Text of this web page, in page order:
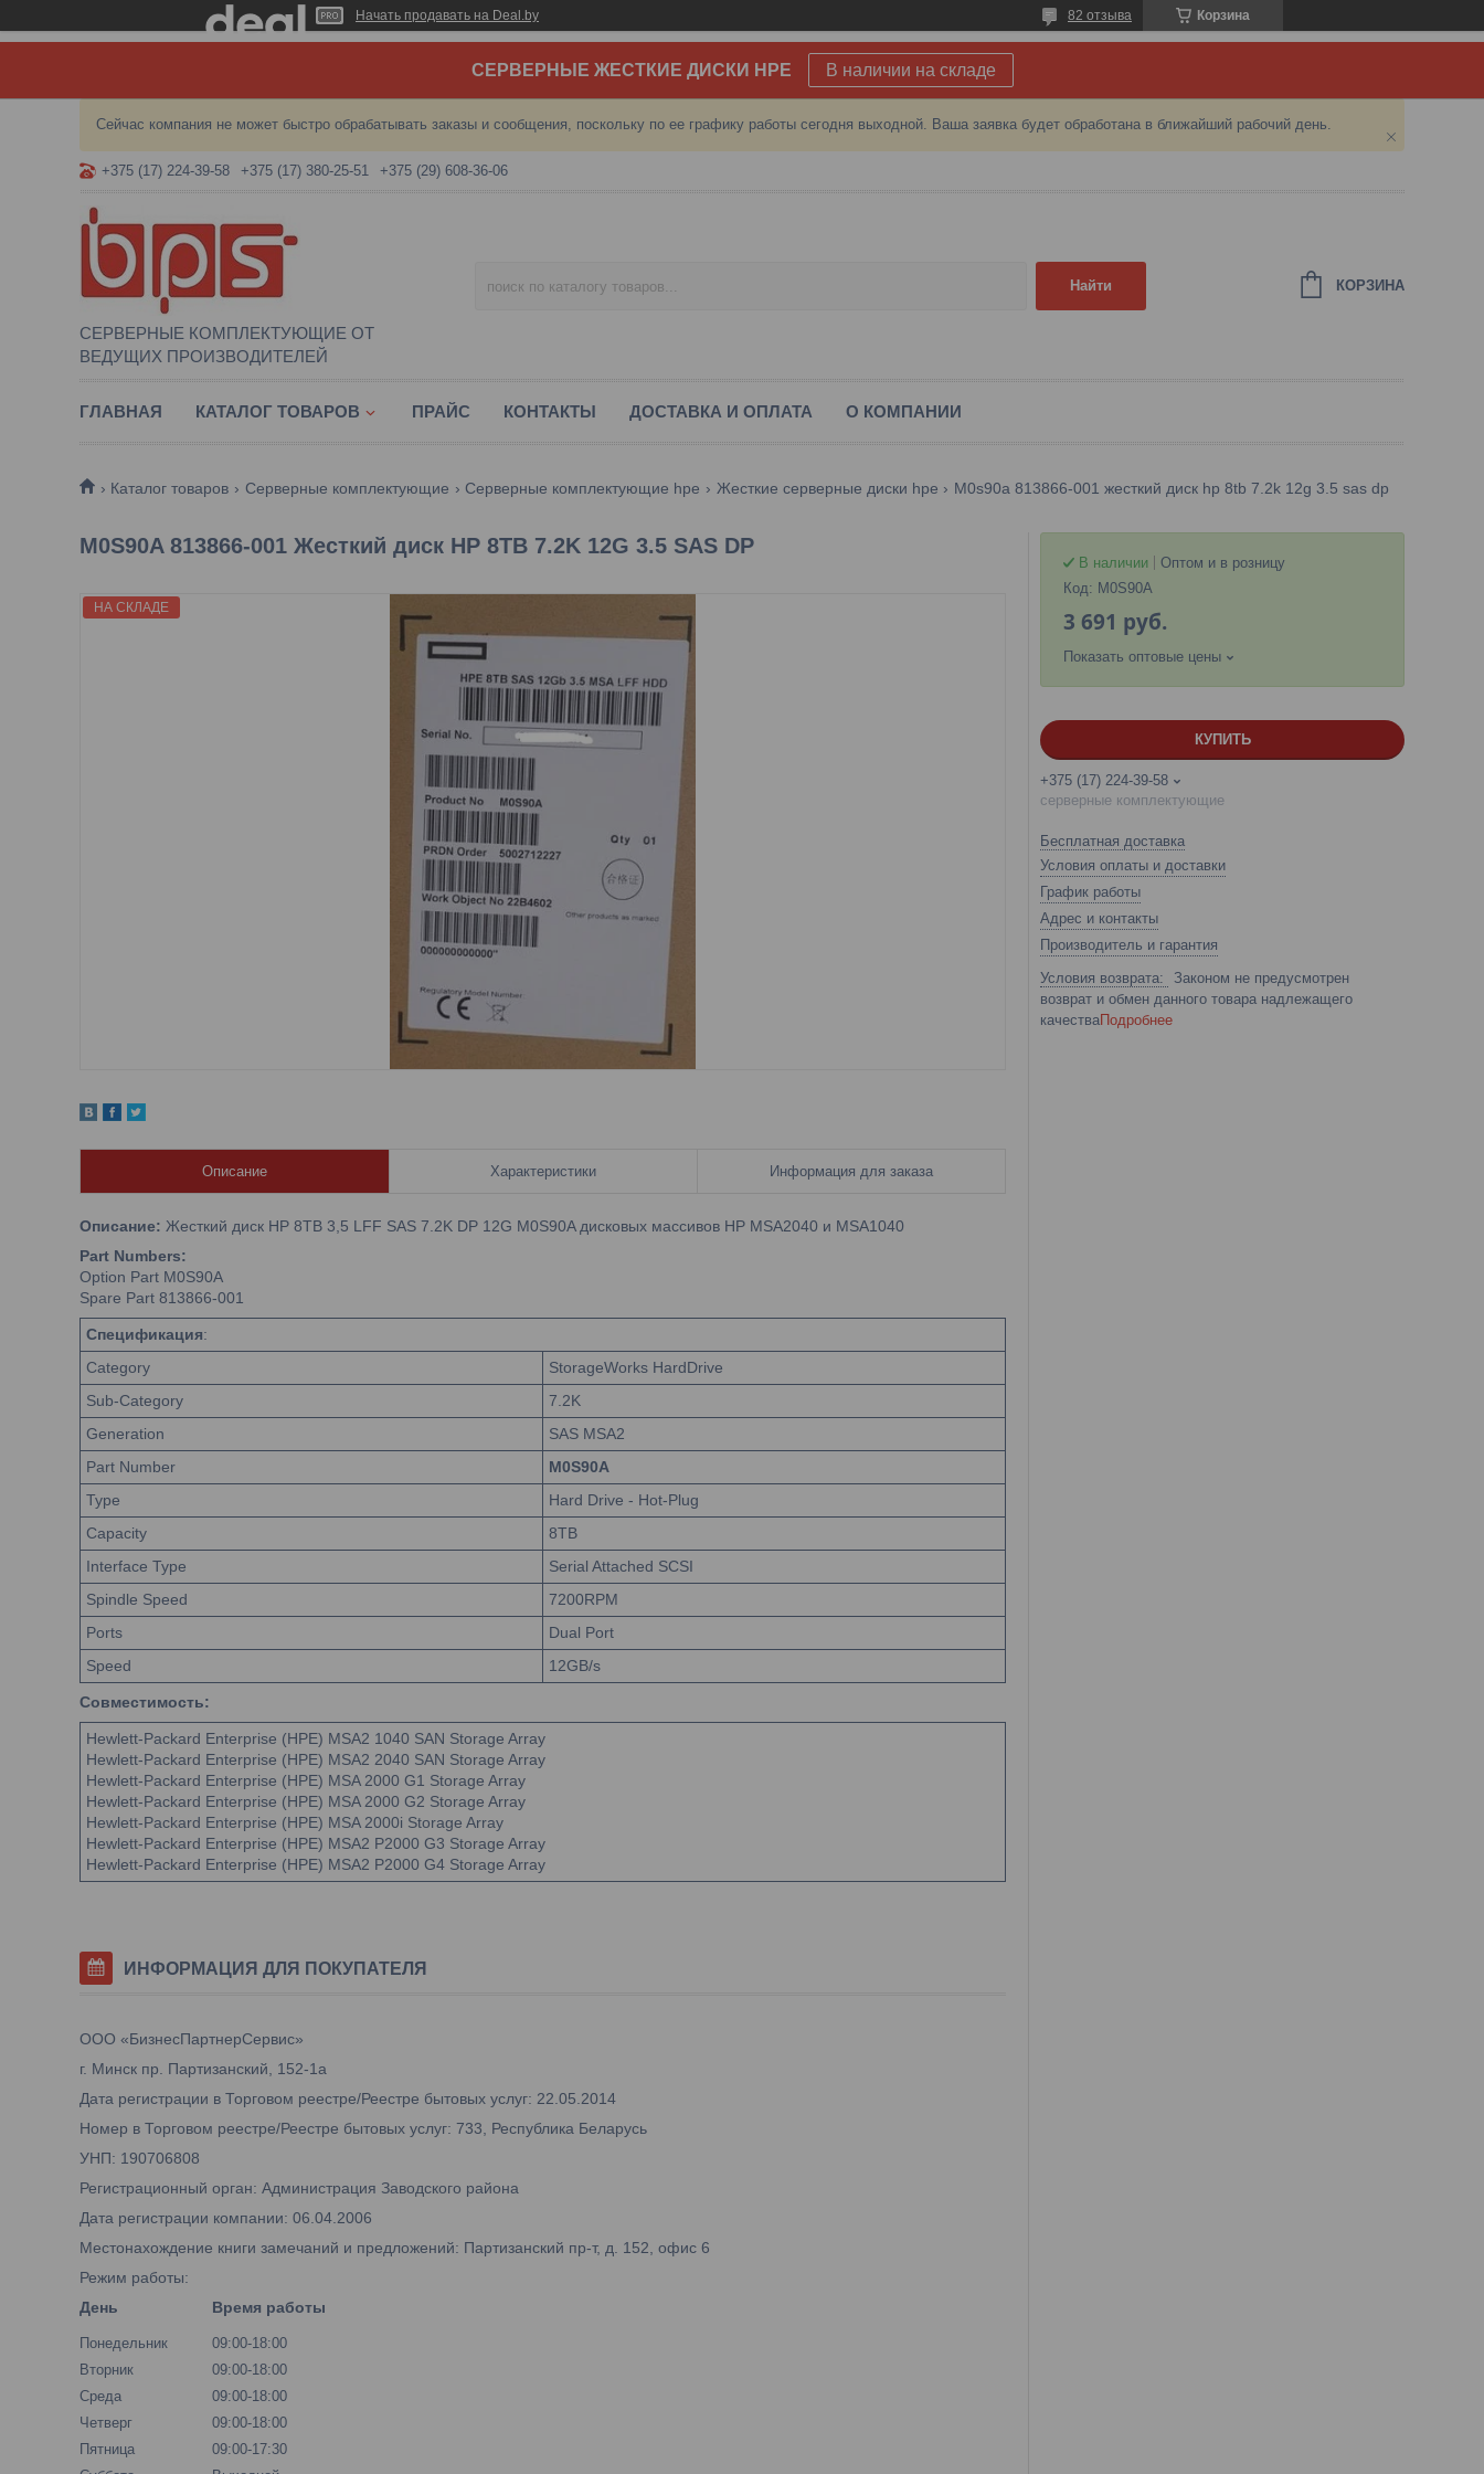
Начать продавать на Deal.by Корзина
82 отзыва
СЕРВЕРНЫЕ ЖЕСТКИЕ ДИСКИ HPE В наличии на складе
Сейчас компания не может быстро обрабатывать заказы и сообщения, поскольку по ее графику работы сегодня выходной. Ваша заявка будет обработана в ближайший рабочий день.
+375 (17) 224-39-58 +375 (17) 380-25-51 +375 (29) 608-36-06
СЕРВЕРНЫЕ КОМПЛЕКТУЮЩИЕ ОТ
ВЕДУЩИХ ПРОИЗВОДИТЕЛЕЙ
Найти КОРЗИНА
ГЛАВНАЯ КАТАЛОГ ТОВАРОВ ПРАЙС КОНТАКТЫ ДОСТАВКА И ОПЛАТА О КОМПАНИИ
Каталог товаров Серверные комплектующие Серверные комплектующие hpe Жесткие серверные диски hpe M0s90a 813866-001 жесткий диск hp 8tb 7.2k 12g 3.5 sas dp
M0S90A 813866-001 Жесткий диск HP 8TB 7.2K 12G 3.5 SAS DP
НА СКЛАДЕ
Описание Характеристики Информация для заказа
Описание: Жесткий диск HP 8TB 3,5 LFF SAS 7.2K DP 12G M0S90A дисковых массивов HP MSA2040 и MSA1040
Part Numbers:
Option Part M0S90A
Spare Part 813866-001
Спецификация:
Category
StorageWorks HardDrive
Sub-Category
7.2K
Generation
SAS MSA2
Part Number
M0S90A
Type
Hard Drive - Hot-Plug
Capacity
8TB
Interface Type
Serial Attached SCSI
Spindle Speed
7200RPM
Ports
Dual Port
Speed
12GB/s
Совместимость:
Hewlett-Packard Enterprise (HPE) MSA2 1040 SAN Storage Array
Hewlett-Packard Enterprise (HPE) MSA2 2040 SAN Storage Array
Hewlett-Packard Enterprise (HPE) MSA 2000 G1 Storage Array
Hewlett-Packard Enterprise (HPE) MSA 2000 G2 Storage Array
Hewlett-Packard Enterprise (HPE) MSA 2000i Storage Array
Hewlett-Packard Enterprise (HPE) MSA2 P2000 G3 Storage Array
Hewlett-Packard Enterprise (HPE) MSA2 P2000 G4 Storage Array
ИНФОРМАЦИЯ ДЛЯ ПОКУПАТЕЛЯ
ООО «БизнесПартнерСервис»
г. Минск пр. Партизанский, 152-1а
Дата регистрации в Торговом реестре/Реестре бытовых услуг: 22.05.2014
Номер в Торговом реестре/Реестре бытовых услуг: 733, Республика Беларусь
УНП: 190706808
Регистрационный орган: Администрация Заводского района
Дата регистрации компании: 06.04.2006
Местонахождение книги замечаний и предложений: Партизанский пр-т, д. 152, офис 6
Режим работы:
День
Время работы
Понедельник
09:00-18:00
Вторник
09:00-18:00
Среда
09:00-18:00
Четверг
09:00-18:00
Пятница
09:00-17:30
В наличии
Оптом и в розницу
Код: M0S90A
3 691 руб.
Показать оптовые цены
КУПИТЬ
+375 (17) 224-39-58
серверные комплектующие
Бесплатная доставка
Условия оплаты и доставки
График работы
Адрес и контакты
Производитель и гарантия
Законом не предусмотрен
возврат и обмен данного товара надлежащего
качестваПодробнее